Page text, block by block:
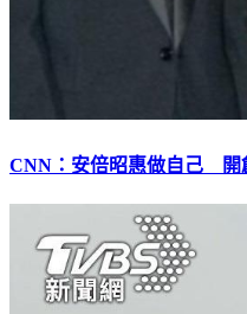
CNN：安倍昭惠做自己 開